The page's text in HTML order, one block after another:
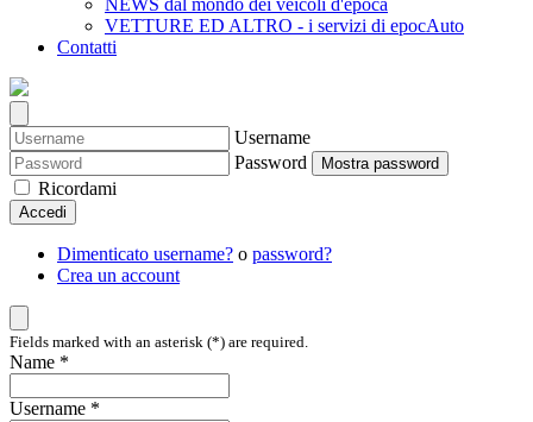
NEWS dal mondo dei veicoli d'epoca
VETTURE ED ALTRO - i servizi di epocAuto
Contatti
Username
Password
Mostra password
Ricordami
Accedi
Dimenticato username? o password?
Crea un account
Fields marked with an asterisk (*) are required.
Name *
Username *